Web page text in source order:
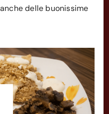
delle buonissime